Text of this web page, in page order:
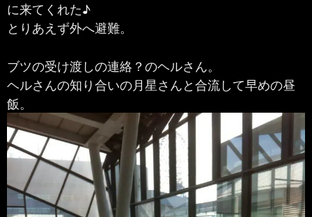
に来てくれた♪
とりあえず外へ避難。
ブツの受け渡しの連絡？のヘルさん。
ヘルさんの知り合いの月星さんと合流して早めの昼
飯。